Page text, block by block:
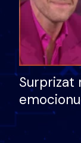
Surprizat
nëna
nuk i